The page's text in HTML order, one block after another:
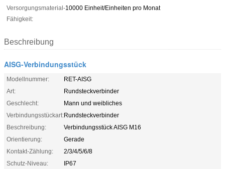
Versorgungsmaterial-
Fähigkeit:
10000 Einheit/Einheiten pro Monat
Beschreibung
AISG-Verbindungsstück
Modellnummer:
RET-AISG
Art:
Rundsteckverbinder
Geschlecht:
Mann und weibliches
Verbindungsstückart:Rundsteckverbinder
Beschreibung:
Verbindungsstück AISG M16
Orientierung:
Gerade
Kontakt-Zählung:
2/3/4/5/6/8
Schutz-Niveau:
IP67